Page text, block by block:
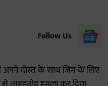
Follow Us
दोस्त के साथ जिम के लिए